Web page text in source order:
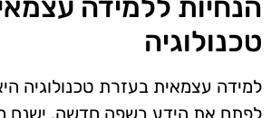
טכנולוגיה
למידה עצמאית בעזרת טכנולוגיה
לפתח את הידע בשפה חדשה. ישנם